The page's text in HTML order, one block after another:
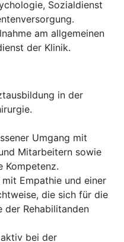
Sozialdienst
am allgemeinen
der Klinik.
in der
Umgang mit
Mitarbeitern sowie
Kompetenz.
Empathie und einer
die sich für die
der Rehabilitanden
bei der